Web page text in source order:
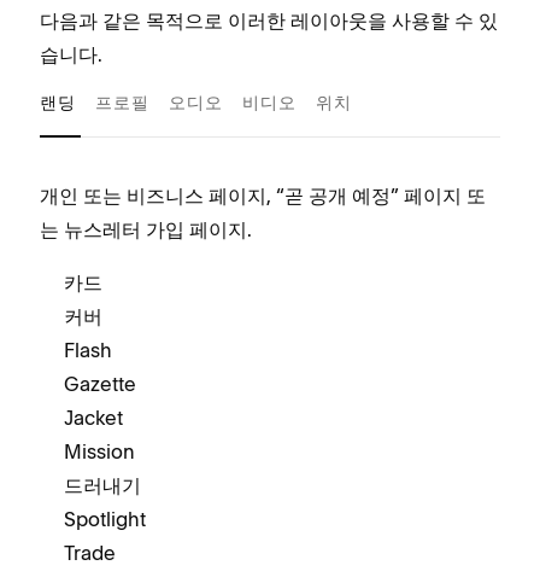
다음과 같은 목적으로 이러한 레이아웃을 사용할 수 있
습니다.
랜딩 프로필 오디오 비디오 위치
개인 또는 비즈니스 페이지, “곧 공개 예정” 페이지 또
는 뉴스레터 가입 페이지.
카드
커버
Flash
Gazette
Jacket
Mission
드러내기
Spotlight
Trade